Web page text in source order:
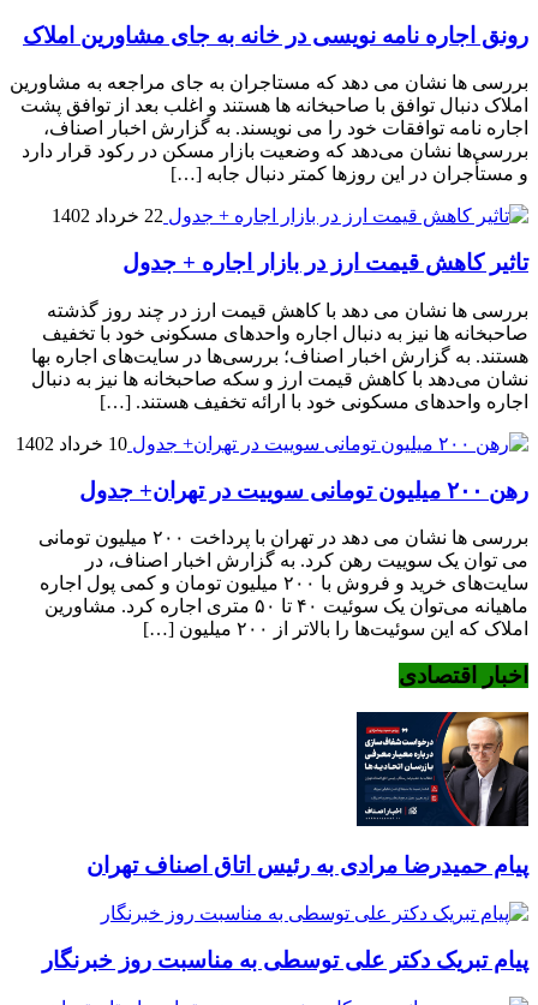
رونق اجاره نامه نویسی در خانه به جای مشاورین املاک
بررسی ها نشان می دهد که مستاجران به جای مراجعه به مشاورین
املاک دنبال توافق با صاحبخانه ها هستند و اغلب بعد از توافق پشت
اجاره نامه توافقات خود را می نویسند. به گزارش اخبار اصناف،
بررسی‌ها نشان می‌دهد که وضعیت بازار مسکن در رکود قرار دارد
و مستأجران در این روزها کمتر دنبال جابه […]
22 خرداد 1402
تاثیر کاهش قیمت ارز در بازار اجاره + جدول
بررسی ها نشان می دهد با کاهش قیمت ارز در چند روز گذشته
صاحبخانه ها نیز به دنبال اجاره واحدهای مسکونی خود با تخفیف
هستند. به گزارش اخبار اصناف؛ بررسی‌ها در سایت‌های اجاره بها
نشان می‌دهد با کاهش قیمت ارز و سکه صاحبخانه ها نیز به دنبال
اجاره واحدهای مسکونی خود با ارائه تخفیف هستند. […]
10 خرداد 1402
رهن ۲۰۰ میلیون تومانی سوییت در تهران+ جدول
بررسی ها نشان می دهد در تهران با پرداخت ۲۰۰ میلیون تومانی
می توان یک سوییت رهن کرد. به گزارش اخبار اصناف، در
سایت‌های خرید و فروش با ۲۰۰ میلیون تومان و کمی پول اجاره
ماهیانه می‌توان یک سوئیت ۴۰ تا ۵۰ متری اجاره کرد. مشاورین
املاک که این سوئیت‌ها را بالاتر از ۲۰۰ میلیون […]
اخبار اقتصادی
پیام حمیدرضا مرادی به رئیس اتاق اصناف تهران
پیام تبریک دکتر علی توسطی به مناسبت روز خبرنگار